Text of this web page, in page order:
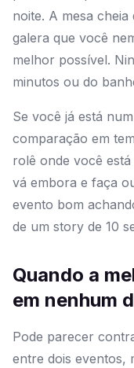
noite. A mesa
galera que você
melhor possível.
minutos ou do
Se você já está
comparação em
rolê onde você
vá embora e faça
evento bom
de um story de 10
Quando a
em nenhum
Pode parecer
entre dois eventos,